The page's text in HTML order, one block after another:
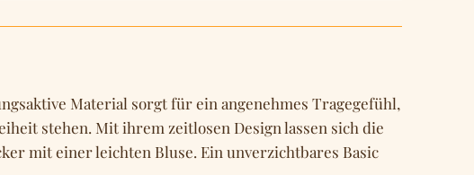
Material sorgt für ein angenehmes Tragegefühl,
stehen. Mit ihrem zeitlosen Design lassen sich die
mit einer leichten Bluse. Ein unverzichtbares Basic